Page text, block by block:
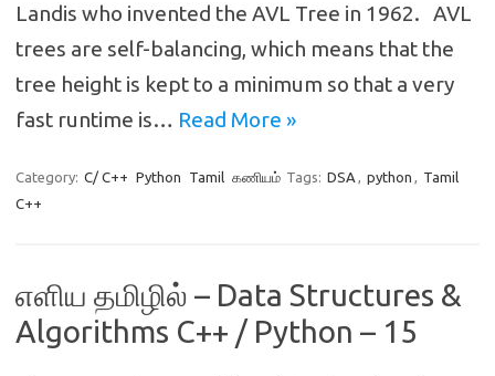
Landis who invented the AVL Tree in 1962. AVL
trees are self-balancing, which means that the
tree height is kept to a minimum so that a very
fast runtime is… Read More »
Category: C/ C++ Python Tamil கணியம் Tags: DSA , python , Tamil
C++
எளிய தமிழில் – Data Structures &
Algorithms C++ / Python – 15